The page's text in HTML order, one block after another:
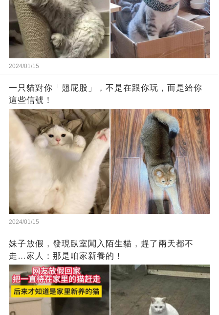
2024/01/15
一只貓對你「翹屁股」，不是在跟你玩，而是給你
這些信號！
2024/01/15
妹子放假，發現臥室闖入陌生貓，趕了兩天都不
走…家人：那是咱家新養的！